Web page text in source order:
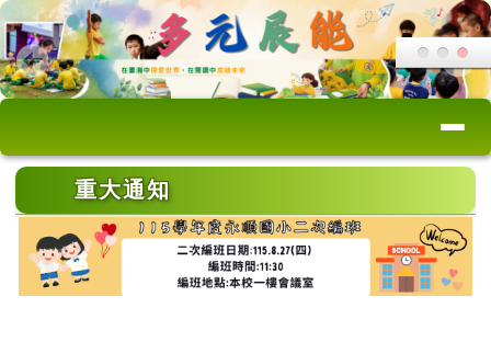
跳至主內容區
桃園市永順國小
導覽列
上中區域內容
重大通知
頁尾區域